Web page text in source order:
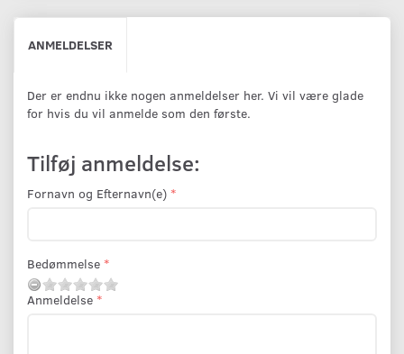
ANMELDELSER
Der er endnu ikke nogen anmeldelser her. Vi vil være glade
for hvis du vil anmelde som den første.
Tilføj anmeldelse:
Fornavn og Efternavn(e)
Bedømmelse
Anmeldelse